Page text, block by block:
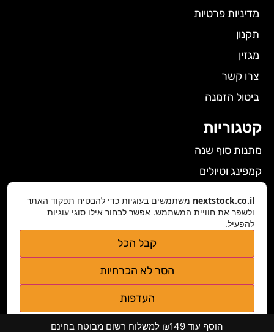
מדיניות פרטיות
תקנון
מגזין
צרו קשר
ביטול הזמנה
קטגוריות
מתנות סוף שנה
קמפינג וטיולים
גאדג'טים
nextstock.co.il@gmail.com
נגישות אתר
nextstock.co.il משתמשים בעוגיות כדי להבטיח תפקוד האתר
ולשפר את חוויית המשתמש. אפשר לבחור אילו סוגי עוגיות
להפעיל.
קבל הכל
הסר לא הכרחיות
העדפות
הוסף עוד ₪149 למשלוח רשום מבוטח בחינם